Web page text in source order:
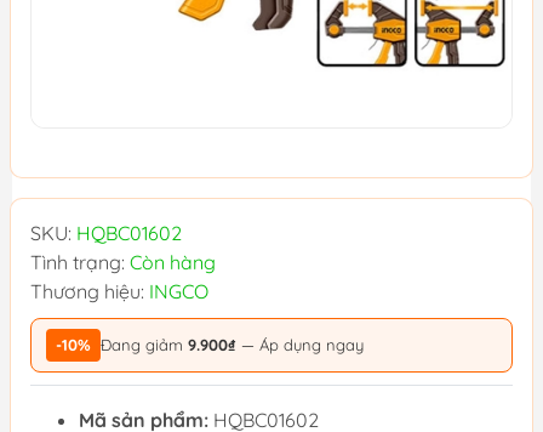
SKU: HQBC01602
Tình trạng: Còn hàng
Thương hiệu: INGCO
-10% Đang giảm 9.900₫ — Áp dụng ngay
Mã sản phẩm: HQBC01602